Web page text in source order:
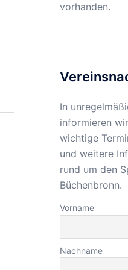
vorhanden.
In
informieren
wichtige
und weitere
rund um den
Büchenbronn.
Vorname
Nachname